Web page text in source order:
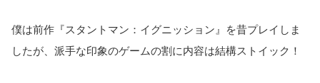
僕は前作『スタントマン：イグニッション』を昔プレイしま
したが、派手な印象のゲームの割に内容は結構ストイック！